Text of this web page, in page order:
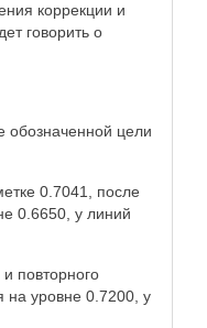
коррекции и
говорить о
обозначенной цели
0.7041, после
0.6650, у линий
повторного
на уровне 0.7200, у